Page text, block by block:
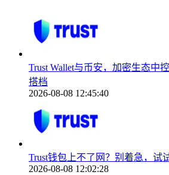
Trust Wallet与币安，加密生态中
搭档
2026-08-08 12:45:40
Trust钱包上不了网？别着急，试
2026-08-08 12:02:28